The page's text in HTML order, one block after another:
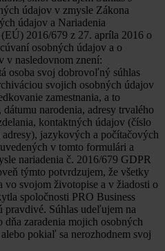
údajov v zmysle Zákona
údajov a Nariadenia
2016/679 z 27. apríla 2016 o
osobných údajov a o
v nasledovnom znení:
osoba svoj dobrovoľný súhlas
svojich osobných údajov
zamestnania, a to
narodenia, adresy trvalého
kontaktných údajov (číslo
jazykových a počítačových
v tomto formulári a
nariadenia č. 2016/679 GDPR
týmto potvrdzujem, že všetky
vo svojom životopise a v žiadosti o
spoločnosti PRO Business
pravdivé. Súhlas udeľujem na
zaradenia mojich osobných
pokiaľ sa nerozhodnem svoj